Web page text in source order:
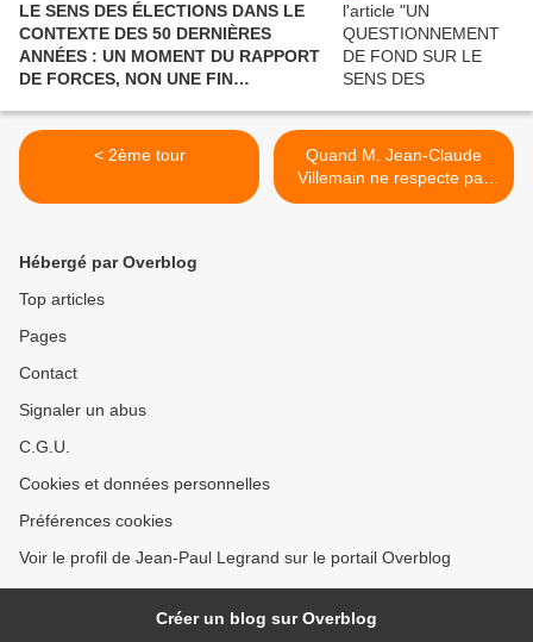
LE SENS DES ÉLECTIONS DANS LE
CONTEXTE DES 50 DERNIÈRES
ANNÉES : UN MOMENT DU RAPPORT
DE FORCES, NON UNE FIN
< 2ème tour
Quand M. Jean-Claude
Villemain ne respecte pas
les électeurs de Jean-Luc
Hébergé par Overblog
Top articles
Pages
Contact
Signaler un abus
C.G.U.
Cookies et données personnelles
Préférences cookies
Voir le profil de Jean-Paul Legrand sur le portail Overblog
Créer un blog sur Overblog